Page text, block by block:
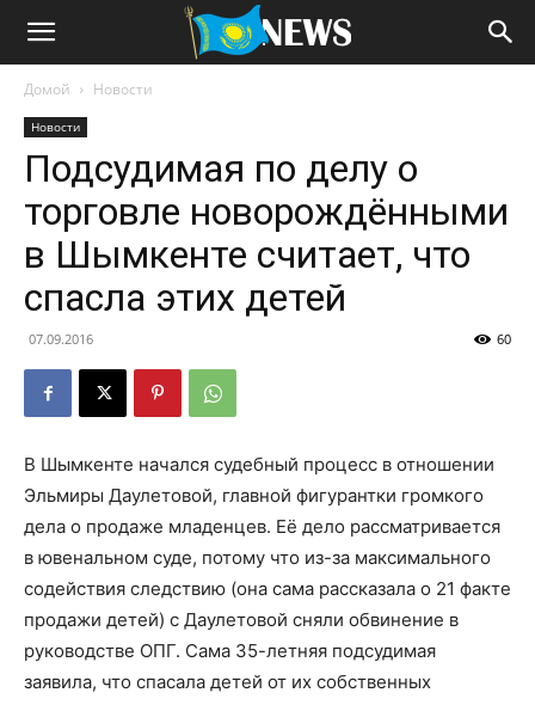
Домой Новости
Новости
Подсудимая по делу о
торговле новорождёнными
в Шымкенте считает, что
спасла этих детей
07.09.2016 60
В Шымкенте начался судебный процесс в отношении
Эльмиры Даулетовой, главной фигурантки громкого
дела о продаже младенцев. Её дело рассматривается
в ювенальном суде, потому что из-за максимального
содействия следствию (она сама рассказала о 21 факте
продажи детей) с Даулетовой сняли обвинение в
руководстве ОПГ. Сама 35-летняя подсудимая
заявила, что спасала детей от их собственных